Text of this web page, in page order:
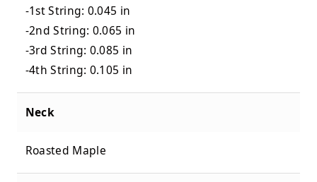
-1st String: 0.045 in
-2nd String: 0.065 in
-3rd String: 0.085 in
-4th String: 0.105 in
Neck
Roasted Maple